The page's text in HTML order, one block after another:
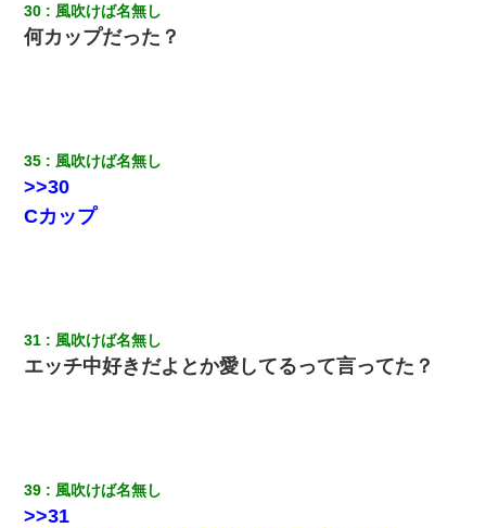
30 風吹けば名無し
何カップだった？
35 風吹けば名無し
>>30
Cカップ
31 風吹けば名無し
エッチ中好きだよとか愛してるって言ってた？
39 風吹けば名無し
>>31